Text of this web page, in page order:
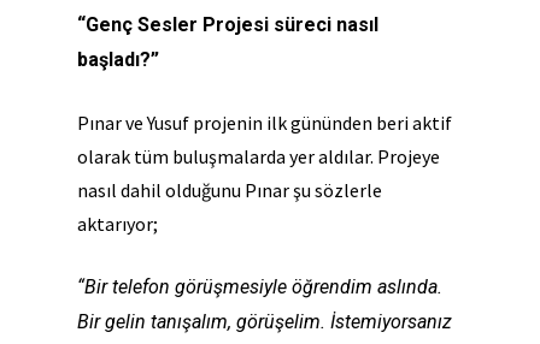
“Genç Sesler Projesi süreci nasıl
başladı?”
Pınar ve Yusuf projenin ilk gününden beri aktif
olarak tüm buluşmalarda yer aldılar. Projeye
nasıl dahil olduğunu Pınar şu sözlerle
aktarıyor;
“Bir telefon görüşmesiyle öğrendim aslında.
Bir gelin tanışalım, görüşelim. İstemiyorsanız